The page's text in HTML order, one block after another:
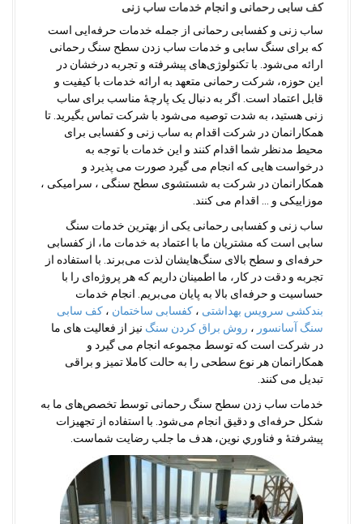
کف سابی رحمانی و انجام خدمات ساب زنی
ساب زنی و کفسابی رحمانی از جمله خدمات حرفه‌ایی است
که برای سنگ سابی و خدمات ساب زدن سطح سنگ رحمانی
ارائه می‌شود. با تکنولوژی‌های پیشرفته و تجربه درخشان در
این حوزه، شرکت رحمانی متعهد به ارائه خدمات با کیفیت و
قابل اعتماد است. اگر به دنبال یک پارچۀ مناسب برای ساب
زنی هستید، به شدت توصیه می‌شود با شرکت تماس بگیرید. تا
همکارانمان در شرکت اقدام به ساب زنی و کفسابی برای
محیط مدنظر شما اقدام کنند و این خدمات با توجه به
درخواست هایی که انجام می گیرد صورت می پذیرد و
همکارانمان در شرکت به شستشوی سطح سنگی ، سرامیکی ،
موزاییکی و … اقدام می کنند.
ساب زنی و کفسابی رحمانی یکی از بهترین خدمات سنگ
سابی است که مشتریان ما با اعتماد به خدمات ما، از کفسابی
حرفه‌ای و سطح بالای سنگ‌هایشان لذت می‌برند. با استفاده از
تجربه و دقت در کار، ما اطمینان داریم که هر پروژه‌ای را با
حساسیت و حرفه‌ای بالا به پایان می‌بریم. انجام خدمات
بندکشی سرویس بهداشتی ، کفسابی ساختمان ، کف سابی
سنگ آسانسور ، روش براق کردن سنگ نیز از فعالیت های ما
در شرکت است که توسط مجموعه انجام می گیرد و
همکارانمان هر نوع سطحی را به حالت کاملا تمیز و براقی
تبدیل می کنند.
خدمات ساب زدن سطح سنگ رحمانی توسط تخصص‌های ما به
شکل حرفه‌ای و دقیق انجام می‌شود. با استفاده از تجهيزات
پيشرفتۀ و فناوري نوین، هدف ما جلب رضایت شماست.